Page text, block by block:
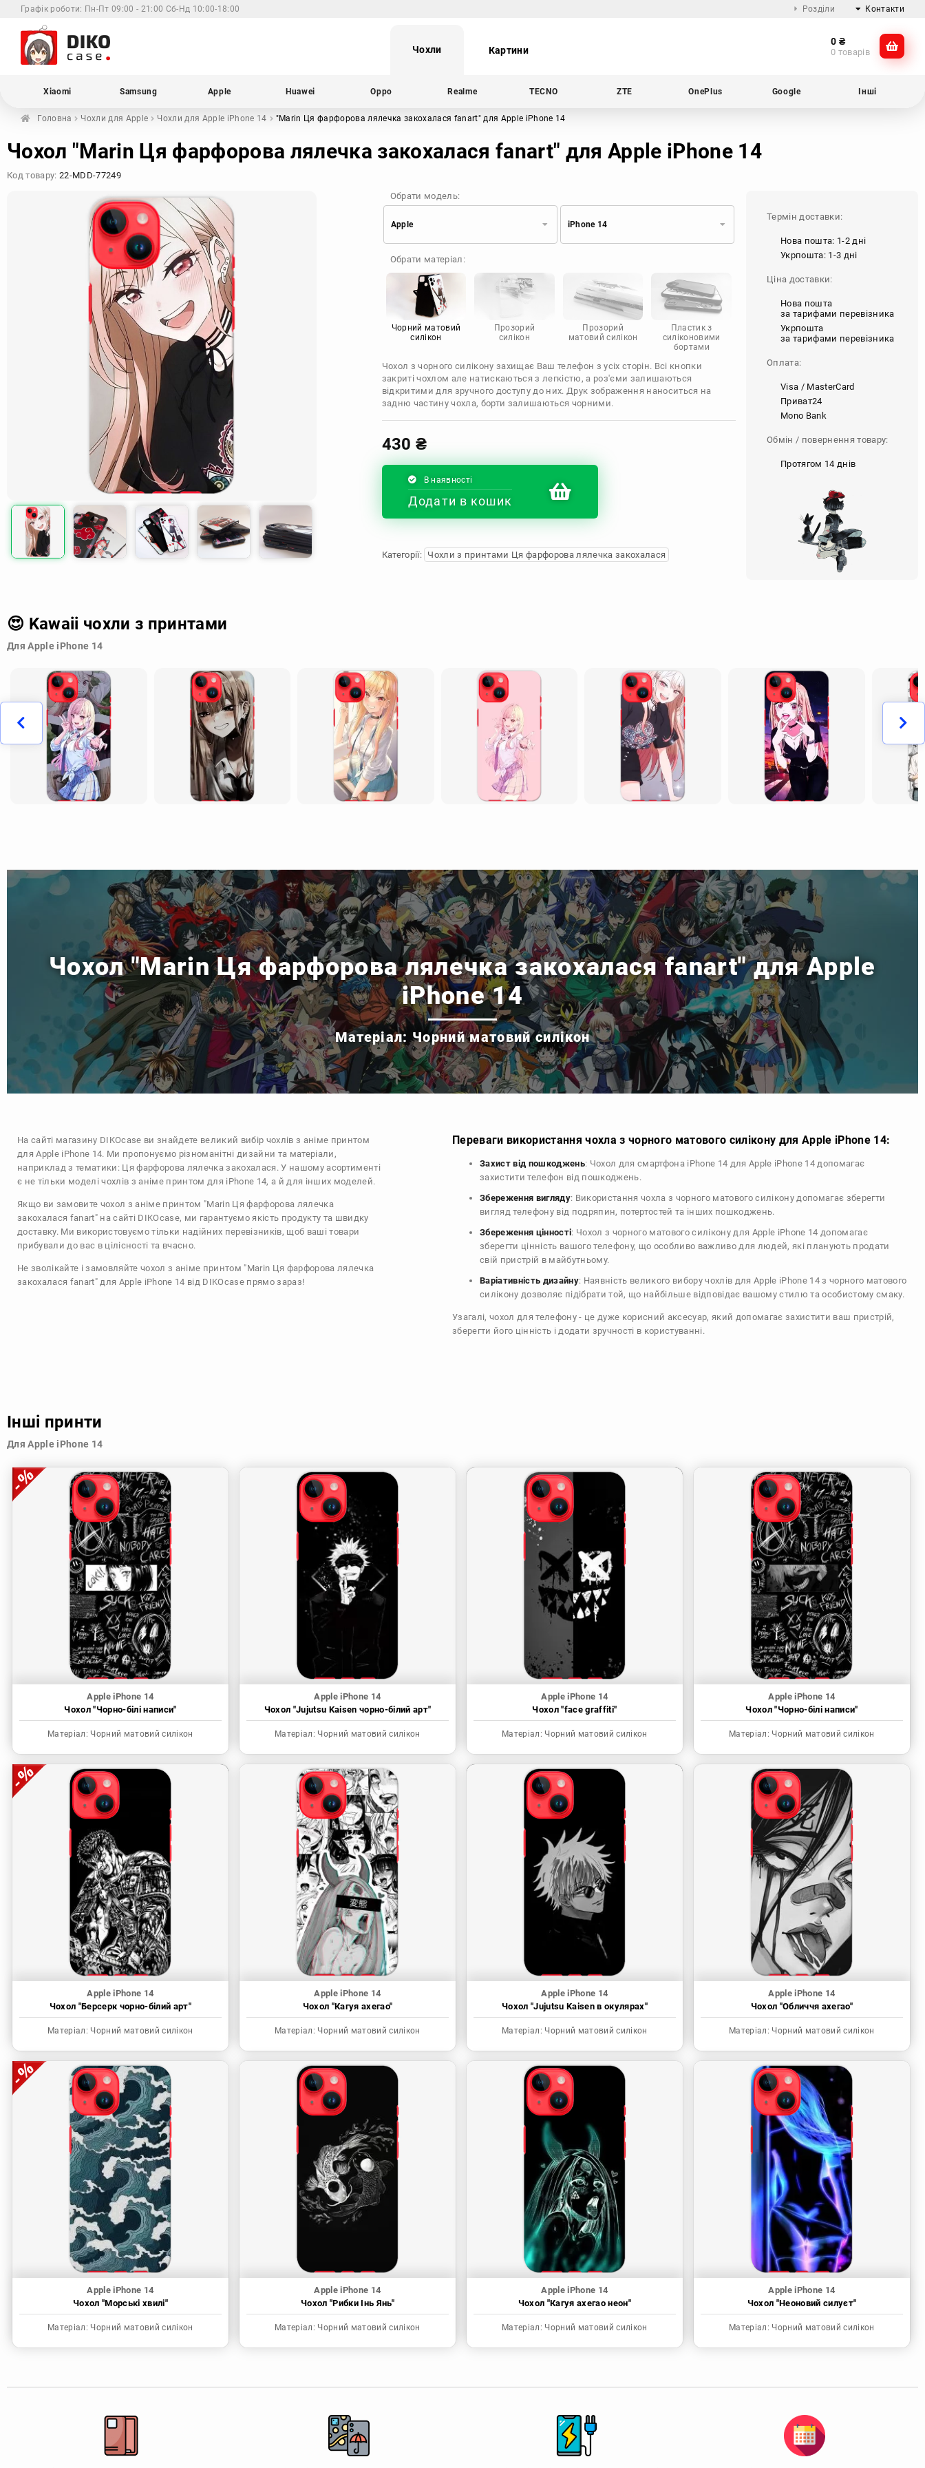
Графік роботи: Пн-Пт 09:00 - 21:00 Сб-Нд 10:00-18:00 Розділи Контакти
@dikocase
Чохли Картини
0 ₴
0 товарів
Xiaomi Samsung Apple Huawei Oppo Realme TECNO ZTE OnePlus Google Інші
Головна Чохли для Apple Чохли для Apple iPhone 14 "Marin Ця фарфорова лялечка закохалася fanart" для Apple iPhone 14
Чохол "Marin Ця фарфорова лялечка закохалася fanart" для Apple iPhone 14
Код товару: 22-MDD-77249
Обрати модель:
Apple
Samsung
Apple
Oppo
Realme
OnePlus
Google
Doogee
Motorola
iPhone 14
Обрати матеріал:
Чорний матовий
силікон
Прозорий
силікон
Прозорий
матовий силікон
Пластик з
силіконовими
бортами
Чохол з чорного силікону захищає Ваш телефон з усіх сторін. Всі кнопки
закриті чохлом але натискаються з легкістю, а роз'єми залишаються
відкритими для зручного доступу до них. Друк зображення наноситься на
задню частину чохла, борти залишаються чорними.
430 ₴
В наявності
Додати в кошик
Категорії: Чохли з принтами Ця фарфорова лялечка закохалася
Термін доставки:
Нова пошта: 1-2 дні
Укрпошта: 1-3 дні
Ціна доставки:
Нова пошта
за тарифами перевізника
Укрпошта
за тарифами перевізника
Оплата:
Visa / MasterCard
Приват24
Mono Bank
Обмін / повернення товару:
Протягом 14 днів
😍 Kawaii чохли з принтами
Для Apple iPhone 14
Чохол "Marin Ця фарфорова лялечка закохалася fanart" для Apple
iPhone 14
Матеріал: Чорний матовий силікон
На сайті магазину DIKOcase ви знайдете великий вибір чохлів з аніме принтом
для Apple iPhone 14. Ми пропонуємо різноманітні дизайни та матеріали,
наприклад з тематики: Ця фарфорова лялечка закохалася . У нашому асортименті
є не тільки моделі чохлів з аніме принтом для iPhone 14, а й для інших моделей.
Якщо ви замовите чохол з аніме принтом "Marin Ця фарфорова лялечка
закохалася fanart" на сайті DIKOcase, ми гарантуємо якість продукту та швидку
доставку. Ми використовуємо тільки надійних перевізників, щоб ваші товари
прибували до вас в цілісності та вчасно.
Не зволікайте і замовляйте чохол з аніме принтом "Marin Ця фарфорова лялечка
закохалася fanart" для Apple iPhone 14 від DIKOcase прямо зараз!
Переваги використання чохла з чорного матового силікону для Apple iPhone 14:
Захист від пошкоджень: Чохол для смартфона iPhone 14 для Apple iPhone 14 допомагає
захистити телефон від пошкоджень.
Збереження вигляду: Використання чохла з чорного матового силікону допомагає зберегти
вигляд телефону від подряпин, потертостей та інших пошкоджень.
Збереження цінності: Чохол з чорного матового силікону для Apple iPhone 14 допомагає
зберегти цінність вашого телефону, що особливо важливо для людей, які планують продати
свій пристрій в майбутньому.
Варіативність дизайну: Наявність великого вибору чохлів для Apple iPhone 14 з чорного матового
силікону дозволяє підібрати той, що найбільше відповідає вашому стилю та особистому смаку.
Узагалі, чохол для телефону - це дуже корисний аксесуар, який допомагає захистити ваш пристрій,
зберегти його цінність і додати зручності в користуванні.
Інші принти
Для Apple iPhone 14
Apple iPhone 14
Чохол "Чорно-білі написи"
Матеріал: Чорний матовий силікон
Apple iPhone 14
Чохол "Jujutsu Kaisen чорно-білий арт"
Матеріал: Чорний матовий силікон
Apple iPhone 14
Чохол "face graffiti"
Матеріал: Чорний матовий силікон
Apple iPhone 14
Чохол "Чорно-білі написи"
Матеріал: Чорний матовий силікон
Apple iPhone 14
Чохол "Берсерк чорно-білий арт"
Матеріал: Чорний матовий силікон
Apple iPhone 14
Чохол "Кагуя ахегао"
Матеріал: Чорний матовий силікон
Apple iPhone 14
Чохол "Jujutsu Kaisen в окулярах"
Матеріал: Чорний матовий силікон
Apple iPhone 14
Чохол "Обличчя ахегао"
Матеріал: Чорний матовий силікон
Apple iPhone 14
Чохол "Морські хвилі"
Матеріал: Чорний матовий силікон
Apple iPhone 14
Чохол "Рибки Інь Янь"
Матеріал: Чорний матовий силікон
Apple iPhone 14
Чохол "Кагуя ахегао неон"
Матеріал: Чорний матовий силікон
Apple iPhone 14
Чохол "Неоновий силуєт"
Матеріал: Чорний матовий силікон